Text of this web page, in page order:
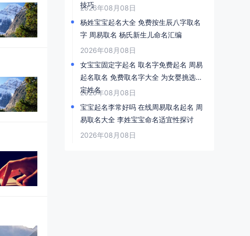
技巧
2026年08月08日
杨姓宝宝起名大全 免费按生辰八字取名
字 周易取名 杨氏新生儿命名汇编
2026年08月08日
女宝宝固定字起名 取名字免费起名 周易
起名取名 免费取名字大全 为女婴挑选恒
定姓名
2026年08月08日
宝宝起名李常好吗 在线周易取名起名 周
易取名大全 李姓宝宝命名适宜性探讨
2026年08月08日